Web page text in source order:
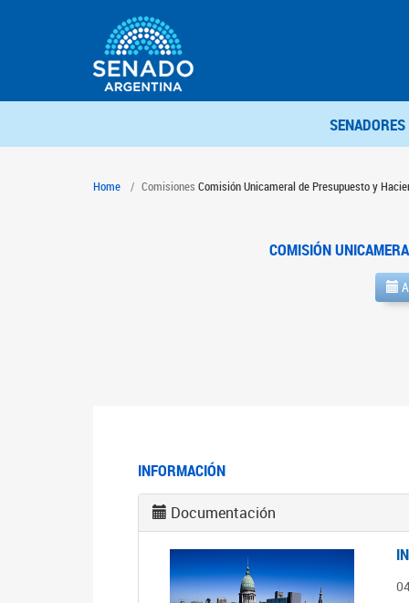
SENADORES
Home Comisiones Comisión Unicameral de Presupuesto y
COMISIÓN
INFORMACIÓN
Documentación